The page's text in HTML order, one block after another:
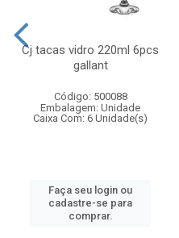
Cj tacas vidro 220ml 6pcs
gallant
Código: 500088
Embalagem: Unidade
Caixa Com: 6 Unidade(s)
Faça seu login ou
cadastre-se para
comprar.